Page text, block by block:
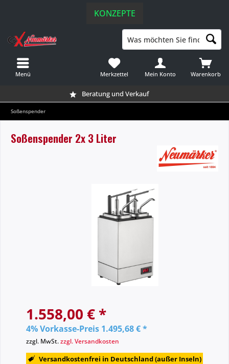
KONZEPTE
Beratung und Verkauf
Warenkorb
Merkzettel Mein Konto
Menü
Soßenspender
Soßenspender 2x 3 Liter
1.558,00 € *
4% Vorkasse-Preis 1.495,68 € *
zzgl. MwSt.zzgl. Versandkosten
Versandkostenfrei in Deutschland (außer Inseln)